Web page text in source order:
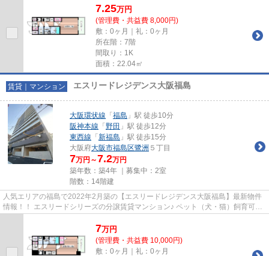
7.25万円
(管理費・共益費 8,000円)
敷：0ヶ月｜礼：0ヶ月
所在階：7階
間取り：1K
面積：22.04㎡
賃貸｜マンション エスリードレジデンス大阪福島
大阪環状線 「 福島 」駅 徒歩10分
阪神本線 「 野田 」駅 徒歩12分
東西線 「 新福島 」駅 徒歩15分
大阪府大阪市福島区鷺洲 ５丁目
7万円～7.2万円
築年数：築4年 ｜募集中： 2室
階数：14階建
人気エリアの福島で2022年2月築の【エスリードレジデンス大阪福島】最新物件
情報！！ エスリードシリーズの分譲賃貸マンション♪ ペット（犬・猫）飼育可
7万円
(管理費・共益費 10,000円)
敷：0ヶ月｜礼：0ヶ月